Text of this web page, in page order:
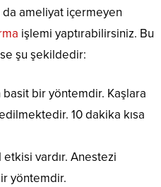
ameliyat içermeyen
işlemi yaptırabilirsiniz. Bu
şu şekildedir:
bir yöntemdir. Kaşlara
10 dakika kısa
etkisi vardır. Anestezi
yöntemdir.